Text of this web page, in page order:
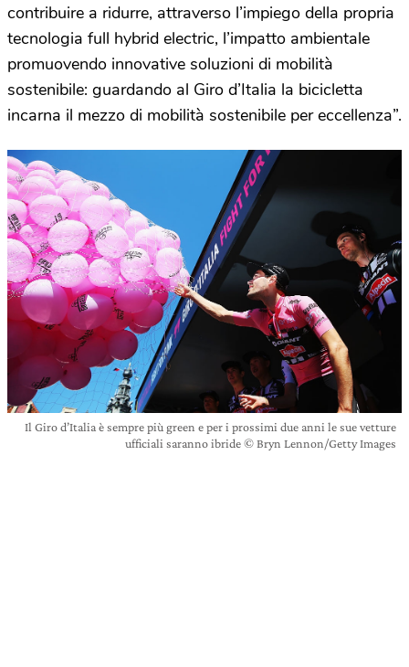
contribuire a ridurre, attraverso l’impiego della propria
tecnologia full hybrid electric, l’impatto ambientale
promuovendo innovative soluzioni di mobilità
sostenibile: guardando al Giro d’Italia la bicicletta
incarna il mezzo di mobilità sostenibile per eccellenza”.
Il Giro d’Italia è sempre più green e per i prossimi due anni le sue vetture
ufficiali saranno ibride © Bryn Lennon/Getty Images